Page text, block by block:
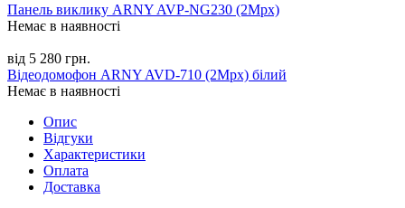
Панель виклику ARNY AVP-NG230 (2Mpx)
Немає в наявності
від 5 280 грн.
Відеодомофон ARNY AVD-710 (2Mpx) білий
Немає в наявності
Опис
Відгуки
Характеристики
Оплата
Доставка